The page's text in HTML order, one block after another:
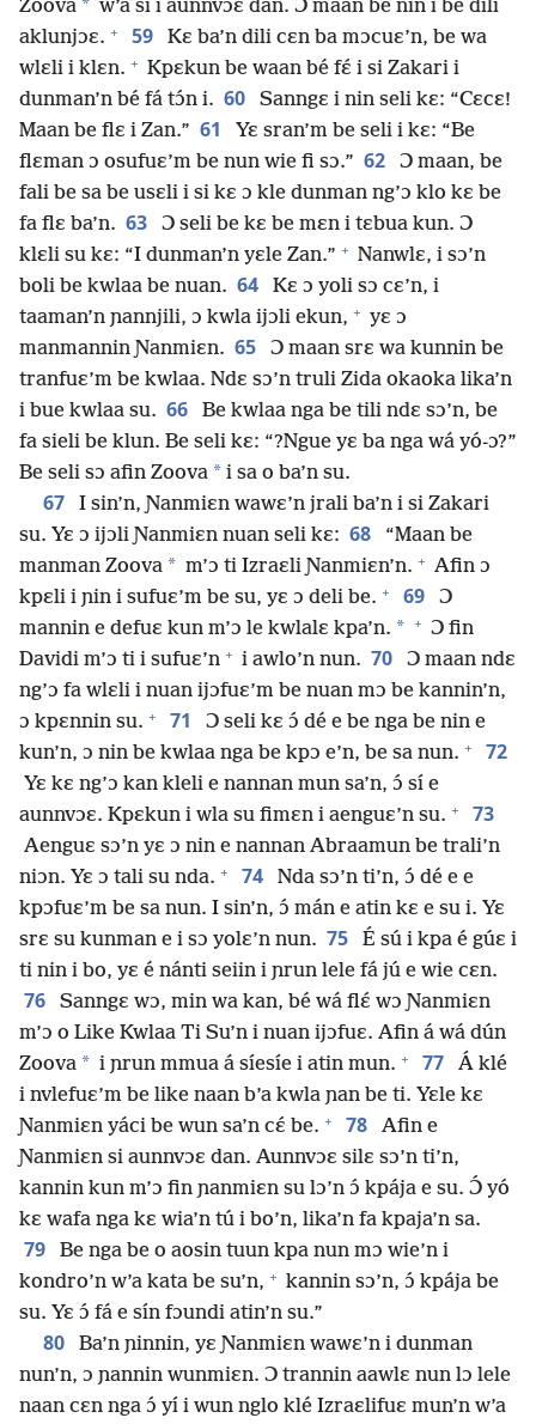
Zoova * w’a si i aunnvɔɛ dan. Ɔ maan be nin i be dili
aklunjɔɛ. + 59
Kɛ ba’n dili cɛn ba mɔcuɛ’n, be wa
wlɛli i klɛn. + Kpɛkun be waan bé fɛ́ i si Zakari i
dunman’n bé fá tɔ́n i. 60
Sanngɛ i nin seli kɛ: “Cɛcɛ!
Maan be flɛ i Zan.” 61
Yɛ sran’m be seli i kɛ: “Be
flɛman ɔ osufuɛ’m be nun wie fi sɔ.” 62
Ɔ maan, be
fali be sa be usɛli i si kɛ ɔ kle dunman ng’ɔ klo kɛ be
fa flɛ ba’n. 63
Ɔ seli be kɛ be mɛn i tɛbua kun. Ɔ
klɛli su kɛ: “I dunman’n yɛle Zan.” + Nanwlɛ, i sɔ’n
boli be kwlaa be nuan. 64
Kɛ ɔ yoli sɔ cɛ’n, i
taaman’n ɲannjili, ɔ kwla ijɔli ekun, + yɛ ɔ
manmannin Ɲanmiɛn. 65
Ɔ maan srɛ wa kunnin be
tranfuɛ’m be kwlaa. Ndɛ sɔ’n truli Zida okaoka lika’n
i bue kwlaa su. 66
Be kwlaa nga be tili ndɛ sɔ’n, be
fa sieli be klun. Be seli kɛ: “?Ngue yɛ ba nga wá yó-ɔ?”
Be seli sɔ afin Zoova * i sa o ba’n su.
67
I sin’n, Ɲanmiɛn wawɛ’n jrali ba’n i si Zakari
su. Yɛ ɔ ijɔli Ɲanmiɛn nuan seli kɛ: 68
“Maan be
manman Zoova * m’ɔ ti Izraɛli Ɲanmiɛn’n. + Afin ɔ
kpɛli i ɲin i sufuɛ’m be su, yɛ ɔ deli be. + 69
Ɔ
mannin e defuɛ kun m’ɔ le kwlalɛ kpa’n. * + Ɔ fin
Davidi m’ɔ ti i sufuɛ’n + i awlo’n nun. 70
Ɔ maan ndɛ
ng’ɔ fa wlɛli i nuan ijɔfuɛ’m be nuan mɔ be kannin’n,
ɔ kpɛnnin su. + 71
Ɔ seli kɛ ɔ́ dé e be nga be nin e
kun’n, ɔ nin be kwlaa nga be kpɔ e’n, be sa nun. + 72
Yɛ kɛ ng’ɔ kan kleli e nannan mun sa’n, ɔ́ sí e
aunnvɔɛ. Kpɛkun i wla su fimɛn i aenguɛ’n su. + 73
Aenguɛ sɔ’n yɛ ɔ nin e nannan Abraamun be trali’n
niɔn. Yɛ ɔ tali su nda. + 74
Nda sɔ’n ti’n, ɔ́ dé e e
kpɔfuɛ’m be sa nun. I sin’n, ɔ́ mán e atin kɛ e su i. Yɛ
srɛ su kunman e i sɔ yolɛ’n nun. 75
É sú i kpa é gúɛ i
ti nin i bo, yɛ é nánti seiin i ɲrun lele fá jú e wie cɛn.
76
Sanngɛ wɔ, min wa kan, bé wá flɛ́ wɔ Ɲanmiɛn
m’ɔ o Like Kwlaa Ti Su’n i nuan ijɔfuɛ. Afin á wá dún
Zoova * i ɲrun mmua á síesíe i atin mun. + 77
Á klé
i nvlefuɛ’m be like naan b’a kwla ɲan be ti. Yɛle kɛ
Ɲanmiɛn yáci be wun sa’n cɛ́ be. + 78
Afin e
Ɲanmiɛn si aunnvɔɛ dan. Aunnvɔɛ silɛ sɔ’n ti’n,
kannin kun m’ɔ fin ɲanmiɛn su lɔ’n ɔ́ kpája e su. Ɔ́ yó
kɛ wafa nga kɛ wia’n tú i bo’n, lika’n fa kpaja’n sa.
79
Be nga be o aosin tuun kpa nun mɔ wie’n i
kondro’n w’a kata be su’n, + kannin sɔ’n, ɔ́ kpája be
su. Yɛ ɔ́ fá e sín fɔundi atin’n su.”
80
Ba’n ɲinnin, yɛ Ɲanmiɛn wawɛ’n i dunman
nun’n, ɔ ɲannin wunmiɛn. Ɔ trannin aawlɛ nun lɔ lele
naan cɛn nga ɔ́ yí i wun nglo klé Izraɛlifuɛ mun’n w’a